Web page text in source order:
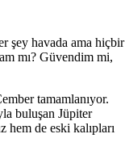
şey havada ama hiçbir
mı? Güvendim mi,
tamamlanıyor.
buluşan Jüpiter
de eski kalıpları